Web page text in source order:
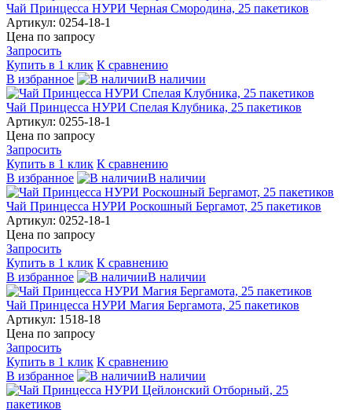
Чай Принцесса НУРИ Черная Смородина, 25 пакетиков
Артикул: 0254-18-1
Цена по запросу
Запросить
Купить в 1 клик К сравнению
В избранное
В наличии
Чай Принцесса НУРИ Спелая Клубника, 25 пакетиков
Артикул: 0255-18-1
Цена по запросу
Запросить
Купить в 1 клик К сравнению
В избранное
В наличии
Чай Принцесса НУРИ Роскошный Бергамот, 25 пакетиков
Артикул: 0252-18-1
Цена по запросу
Запросить
Купить в 1 клик К сравнению
В избранное
В наличии
Чай Принцесса НУРИ Магия Бергамота, 25 пакетиков
Артикул: 1518-18
Цена по запросу
Запросить
Купить в 1 клик К сравнению
В избранное
В наличии